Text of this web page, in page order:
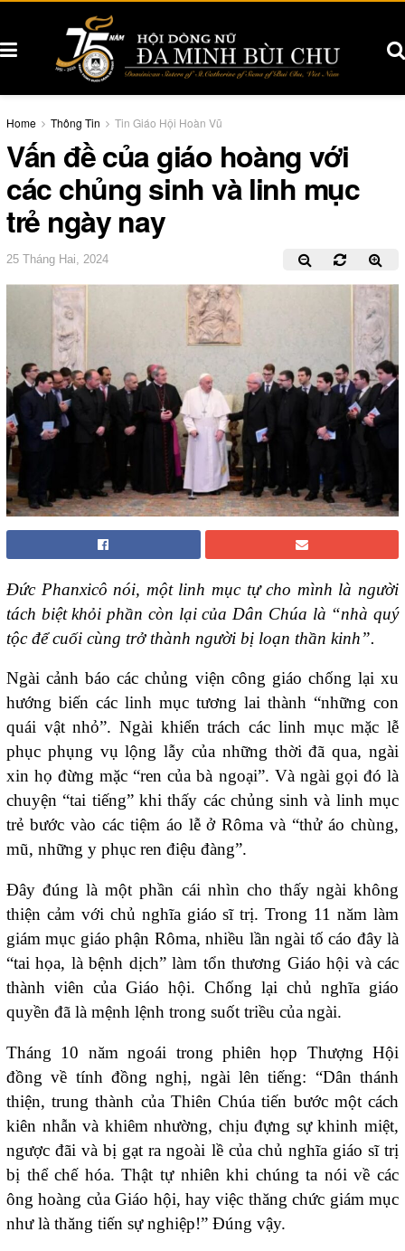
Home Thông Tin Tin Giáo Hội Hoàn Vũ
Vấn đề của giáo hoàng với
các chủng sinh và linh mục
trẻ ngày nay
25 Tháng Hai, 2024
Đức Phanxicô nói, một linh mục tự cho mình là người
tách biệt khỏi phần còn lại của Dân Chúa là “nhà quý
tộc để cuối cùng trở thành người bị loạn thần kinh”.
Ngài cảnh báo các chủng viện công giáo chống lại xu
hướng biến các linh mục tương lai thành “những con
quái vật nhỏ”. Ngài khiển trách các linh mục mặc lễ
phục phụng vụ lộng lẫy của những thời đã qua, ngài
xin họ đừng mặc “ren của bà ngoại”. Và ngài gọi đó là
chuyện “tai tiếng” khi thấy các chủng sinh và linh mục
trẻ bước vào các tiệm áo lễ ở Rôma và “thử áo chùng,
mũ, những y phục ren điệu đàng”.
Đây đúng là một phần cái nhìn cho thấy ngài không
thiện cảm với chủ nghĩa giáo sĩ trị. Trong 11 năm làm
giám mục giáo phận Rôma, nhiều lần ngài tố cáo đây là
“tai họa, là bệnh dịch” làm tổn thương Giáo hội và các
thành viên của Giáo hội. Chống lại chủ nghĩa giáo
quyền đã là mệnh lệnh trong suốt triều của ngài.
Tháng 10 năm ngoái trong phiên họp Thượng Hội
đồng về tính đồng nghị, ngài lên tiếng: “Dân thánh
thiện, trung thành của Thiên Chúa tiến bước một cách
kiên nhẫn và khiêm nhường, chịu đựng sự khinh miệt,
ngược đãi và bị gạt ra ngoài lề của chủ nghĩa giáo sĩ trị
bị thể chế hóa. Thật tự nhiên khi chúng ta nói về các
ông hoàng của Giáo hội, hay việc thăng chức giám mục
như là thăng tiến sự nghiệp!” Đúng vậy.